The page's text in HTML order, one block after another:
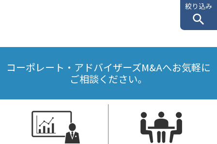
絞り込み
コーポレート・アドバイザーズM&Aへお気軽に
ご相談ください。